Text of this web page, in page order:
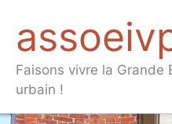
contenu
Faisons vivre la Grande
urbain !